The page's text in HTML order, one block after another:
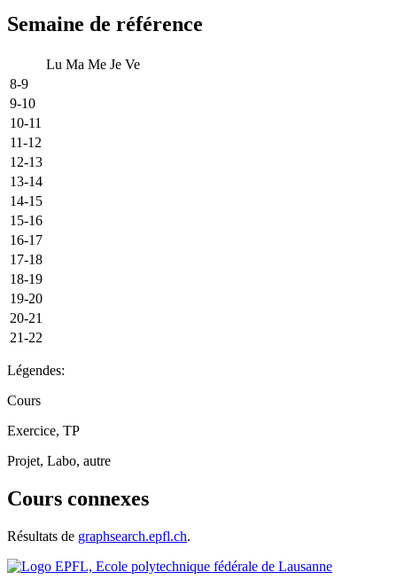
Semaine de référence
Lu Ma Me Je Ve
8-9
9-10
10-11
11-12
12-13
13-14
14-15
15-16
16-17
17-18
18-19
19-20
20-21
21-22
Légendes:
Cours
Exercice, TP
Projet, Labo, autre
Cours connexes
Résultats de graphsearch.epfl.ch.